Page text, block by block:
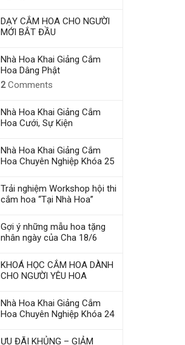
DẠY CẮM HOA CHO NGƯỜI
MỚI BẮT ĐẦU
Nhà Hoa Khai Giảng Cắm
Hoa Dâng Phật
2Comments
Nhà Hoa Khai Giảng Cắm
Hoa Cưới, Sự Kiện
Nhà Hoa Khai Giảng Cắm
Hoa Chuyên Nghiệp Khóa 25
Trải nghiệm Workshop hội thi
cắm hoa “Tại Nhà Hoa”
Gợi ý những mẫu hoa tặng
nhân ngày của Cha 18/6
KHOÁ HỌC CẮM HOA DÀNH
CHO NGƯỜI YÊU HOA
Nhà Hoa Khai Giảng Cắm
Hoa Chuyên Nghiệp Khóa 24
ƯU ĐÃI KHỦNG – GIẢM